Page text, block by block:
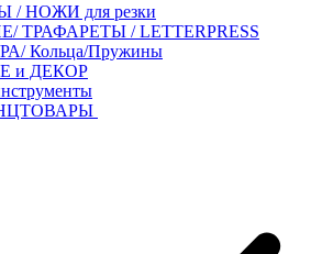
НОЖИ для резки
ТРАФАРЕТЫ / LETTERPRESS
Кольца/Пружины
и ДЕКОР